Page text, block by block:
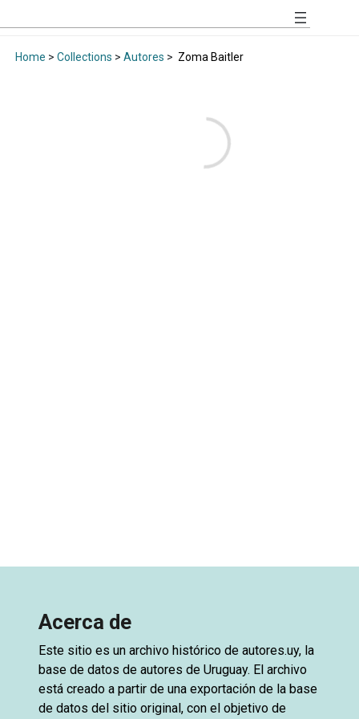
Home > Collections > Autores > Zoma Baitler
Acerca de
Este sitio es un archivo histórico de autores.uy, la
base de datos de autores de Uruguay. El archivo
está creado a partir de una exportación de la base
de datos del sitio original, con el objetivo de